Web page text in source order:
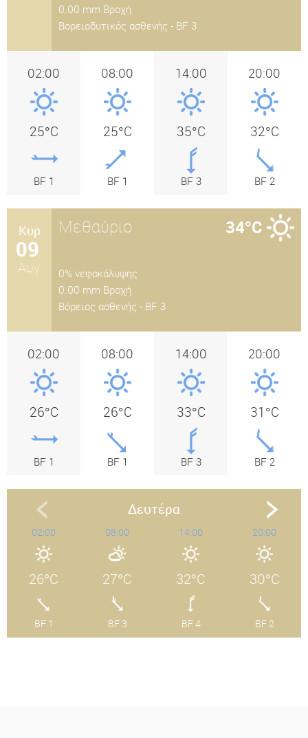
0.00 mm Βροχή
Βορειοδυτικός ασθενής - BF 3
02:00
25°C
BF 1
08:00
25°C
BF 1
14:00
35°C
BF 3
20:00
32°C
BF 2
Κυρ
09
Αυγ
Μεθαύριο 34°C
0% νεφοκάλυψης
0.00 mm Βροχή
Βόρειος ασθενής - BF 3
02:00
26°C
BF 1
08:00
26°C
BF 1
14:00
33°C
BF 3
20:00
31°C
BF 2
Δευτέρα
02:00
26°C
BF 1
08:00
27°C
BF 3
14:00
32°C
BF 4
20:00
30°C
BF 2